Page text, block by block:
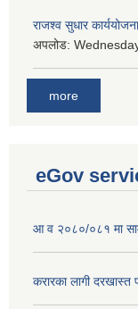
राजश्व सुधार कार्ययोजना
अपलोड:
more
eGov
आ व २०८०/०८१ मा
करारका लागी दरखास्त